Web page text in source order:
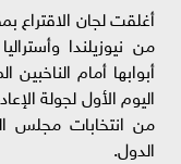
أغلقت لجان الاقتراع
من نيوزيلندا
أبوابها أمام
الدول.